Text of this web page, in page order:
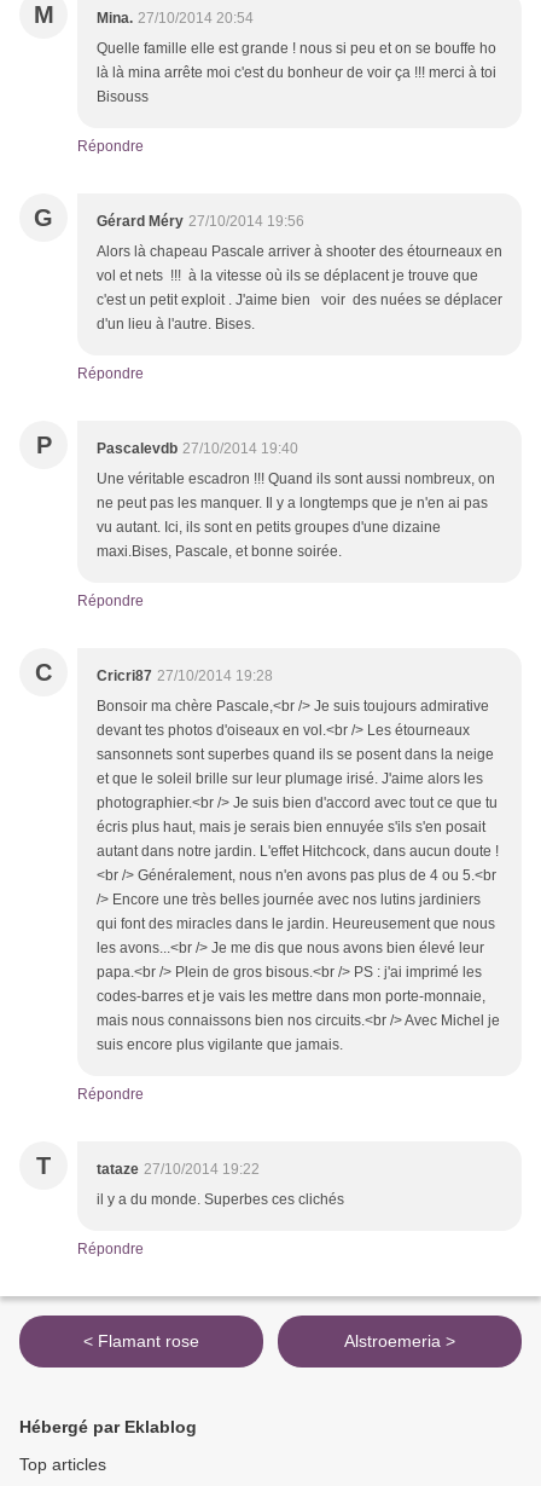
M Mina. 27/10/2014 20:54
Quelle famille elle est grande ! nous si peu et on se bouffe ho
là là mina arrête moi c'est du bonheur de voir ça !!! merci à toi
Bisouss
Répondre
G Gérard Méry 27/10/2014 19:56
Alors là chapeau Pascale arriver à shooter des étourneaux en
vol et nets !!! à la vitesse où ils se déplacent je trouve que
c'est un petit exploit . J'aime bien voir des nuées se déplacer
d'un lieu à l'autre. Bises.
Répondre
P Pascalevdb 27/10/2014 19:40
Une véritable escadron !!! Quand ils sont aussi nombreux, on
ne peut pas les manquer. Il y a longtemps que je n'en ai pas
vu autant. Ici, ils sont en petits groupes d'une dizaine
maxi.Bises, Pascale, et bonne soirée.
Répondre
C Cricri87 27/10/2014 19:28
Bonsoir ma chère Pascale,<br /> Je suis toujours admirative
devant tes photos d'oiseaux en vol.<br /> Les étourneaux
sansonnets sont superbes quand ils se posent dans la neige
et que le soleil brille sur leur plumage irisé. J'aime alors les
photographier.<br /> Je suis bien d'accord avec tout ce que tu
écris plus haut, mais je serais bien ennuyée s'ils s'en posait
autant dans notre jardin. L'effet Hitchcock, dans aucun doute !
<br /> Généralement, nous n'en avons pas plus de 4 ou 5.<br
/> Encore une très belles journée avec nos lutins jardiniers
qui font des miracles dans le jardin. Heureusement que nous
les avons...<br /> Je me dis que nous avons bien élevé leur
papa.<br /> Plein de gros bisous.<br /> PS : j'ai imprimé les
codes-barres et je vais les mettre dans mon porte-monnaie,
mais nous connaissons bien nos circuits.<br /> Avec Michel je
suis encore plus vigilante que jamais.
Répondre
T tataze 27/10/2014 19:22
il y a du monde. Superbes ces clichés
Répondre
< Flamant rose Alstroemeria >
Hébergé par Eklablog
Top articles